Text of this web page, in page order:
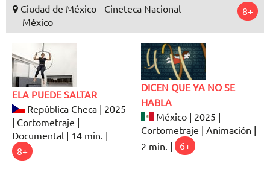
Ciudad de México - Cineteca Nacional
México
8+
ELA PUEDE SALTAR
República Checa | 2025
| Cortometraje |
Documental | 14 min. |
8+
DICEN QUE YA NO SE
HABLA
México | 2025 |
Cortometraje | Animación |
2 min. |
6+